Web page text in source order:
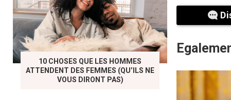
10 CHOSES QUE LES HOMMES
ATTENDENT DES FEMMES (QU’ILS NE
VOUS DIRONT PAS)